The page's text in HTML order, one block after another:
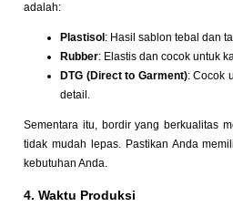
adalah:
Plastisol : Hasil sablon tebal dan
Rubber: Elastis dan cocok untuk
DTG (Direct to Garment): Cocok
detail.
Sementara itu, bordir yang berkualitas
tidak mudah lepas. Pastikan Anda
kebutuhan Anda.
4. Waktu Produksi